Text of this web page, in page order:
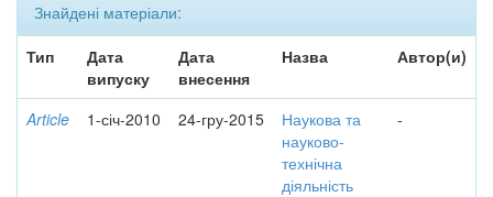
Знайдені матеріали:
Тип
Дата
випуску
Дата
внесення
Назва Автор(и)
Article 1-січ-2010 24-гру-2015
Наукова та
науково-
технічна
діяльність
-